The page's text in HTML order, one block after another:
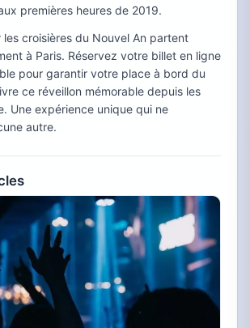
premières heures de 2019.
les croisières du Nouvel An partent
à Paris. Réservez votre billet en ligne
pour garantir votre place à bord du
ce réveillon mémorable depuis les
Une expérience unique qui ne
autre.